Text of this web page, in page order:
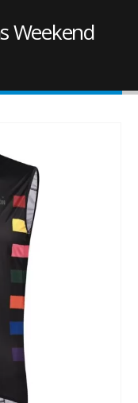
Weekend